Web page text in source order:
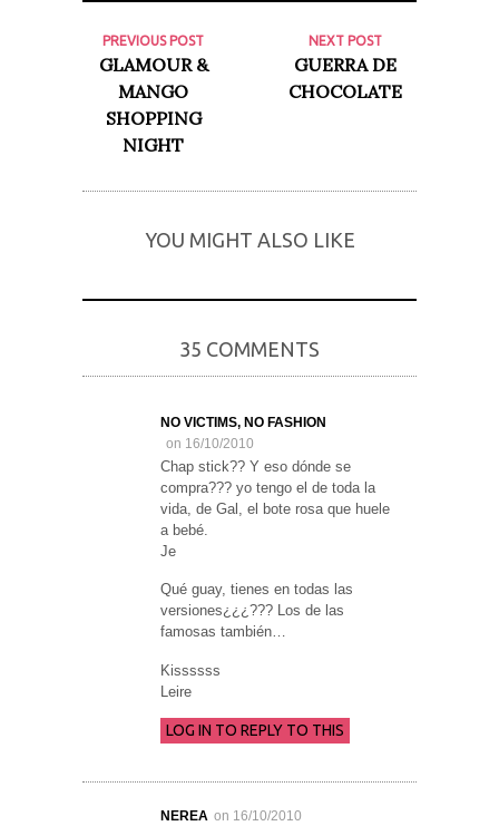
PREVIOUS POST
GLAMOUR &
MANGO
SHOPPING
NIGHT
NEXT POST
GUERRA DE
CHOCOLATE
YOU MIGHT ALSO LIKE
35 COMMENTS
NO VICTIMS, NO FASHION
on 16/10/2010
Chap stick?? Y eso dónde se
compra??? yo tengo el de toda la
vida, de Gal, el bote rosa que huele
a bebé.
Je
Qué guay, tienes en todas las
versiones¿¿¿??? Los de las
famosas también…
Kissssss
Leire
LOG IN TO REPLY TO THIS
NEREA on 16/10/2010